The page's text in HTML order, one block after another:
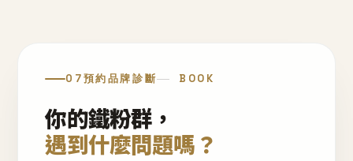
07預約品牌診斷 BOOK
你的鐵粉群，
遇到什麼問題嗎？